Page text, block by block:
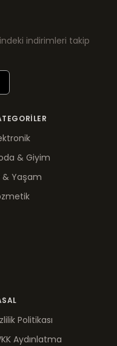
indirimleri takip
& Giyim
& Yaşam
Politikası
Aydınlatma